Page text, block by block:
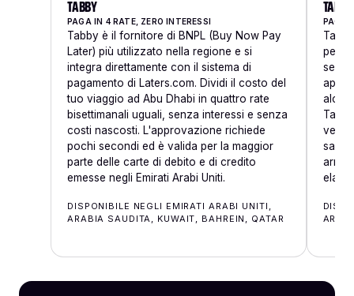
TABBY
PAGA IN 4 RATE, ZERO INTERESSI
Tabby è il fornitore di BNPL (Buy Now Pay
Later) più utilizzato nella regione e si
integra direttamente con il sistema di
pagamento di Laters.com. Dividi il costo del
tuo viaggio ad Abu Dhabi in quattro rate
bisettimanali uguali, senza interessi e senza
costi nascosti. L'approvazione richiede
pochi secondi ed è valida per la maggior
parte delle carte di debito e di credito
emesse negli Emirati Arabi Uniti.
DISPONIBILE NEGLI EMIRATI ARABI UNITI,
ARABIA SAUDITA, KUWAIT, BAHREIN, QATAR
PAGA
per
sarà